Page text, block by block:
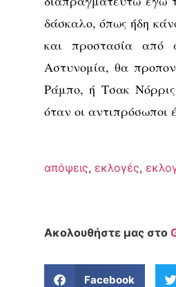
δάσκαλο, όπως ήδη
και προστασία από
Αστυνομία, θα
Ράμπο, ή Τσακ
όταν οι αντιπρόσωποι
απόψεις, εκλογές,
Ακολουθήστε μας στο
Facebook